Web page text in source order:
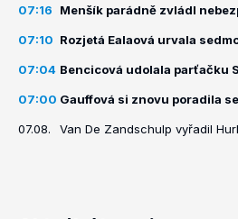
07:16 Menšík parádně zvládl
07:10 Rozjetá Ealaová urvala
07:04 Bencicová udolala parťačku
07:00 Gauffová si znovu poradila
07.08. Van De Zandschulp vyřadil